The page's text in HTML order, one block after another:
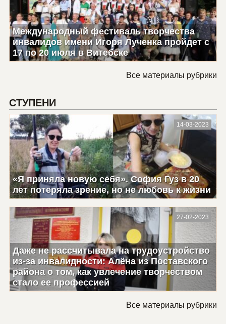
Международный фестиваль творчества
инвалидов имени Игоря Лученка пройдет с
17 по 20 июля в Витебске
Все материалы рубрики
СТУПЕНИ
14-03-2023
«Я приняла новую себя». София Гуз в 20
лет потеряла зрение, но не любовь к жизни
27-02-2023
Даже не рассчитывала на трудоустройство
из-за инвалидности: Алёна из Поставского
района о том, как увлечение творчеством
стало ее профессией
Все материалы рубрики